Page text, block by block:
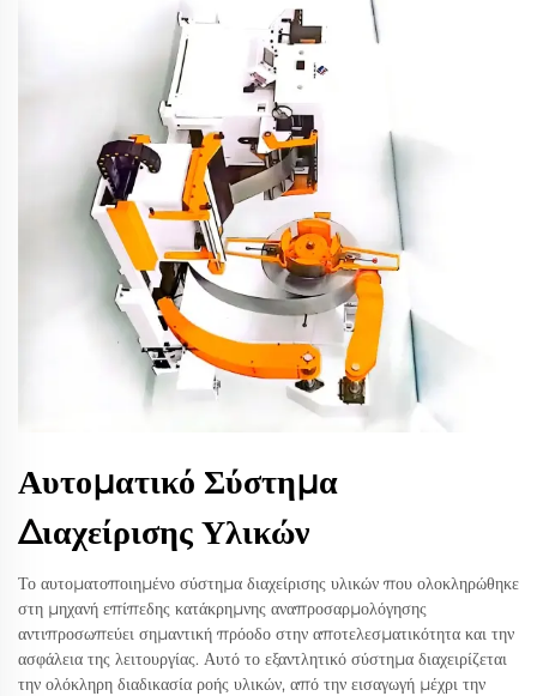
Αυτοματικό Σύστημα
Διαχείρισης Υλικών
Το αυτοματοποιημένο σύστημα διαχείρισης υλικών που ολοκληρώθηκε
στη μηχανή επίπεδης κατάκρημνης αναπροσαρμολόγησης
αντιπροσωπεύει σημαντική πρόοδο στην αποτελεσματικότητα και την
ασφάλεια της λειτουργίας. Αυτό το εξαντλητικό σύστημα διαχειρίζεται
την ολόκληρη διαδικασία ροής υλικών, από την εισαγωγή μέχρι την